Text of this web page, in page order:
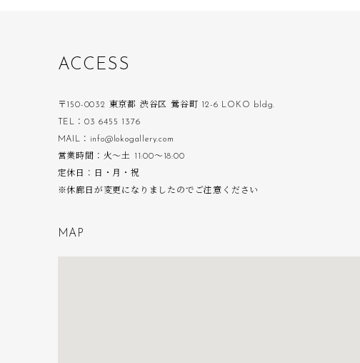
ACC ES S
〒150-0032 東京都 渋谷区 鶯谷町 12-6 LOKO bldg.
TEL：03 6455 1376
MAIL：info@lokogallery.com
営業時間：火〜土 11:00〜18:00
定休日：日・月・祝
※休廊日が変更になりましたのでご注意ください
M A P